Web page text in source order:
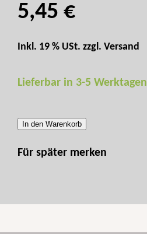
5,45 €
Inkl. 19 % USt. zzgl. Versand
Lieferbar in 3-5 Werktagen
In den Warenkorb
Für später merken